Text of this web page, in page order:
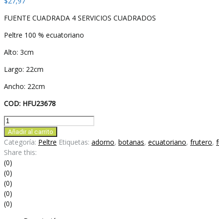
FUENTE CUADRADA 4 SERVICIOS CUADRADOS
Peltre 100 % ecuatoriano
Alto: 3cm
Largo: 22cm
Ancho: 22cm
COD: HFU23678
FUENTE
CUADRADA
4
SERVICIOS
CUADRADOS
cantidad
Añadir al carrito
Categoría: Peltre Etiquetas: adorno, botanas, ecuatoriano, frutero,
Share this:
(0)
(0)
(0)
(0)
(0)